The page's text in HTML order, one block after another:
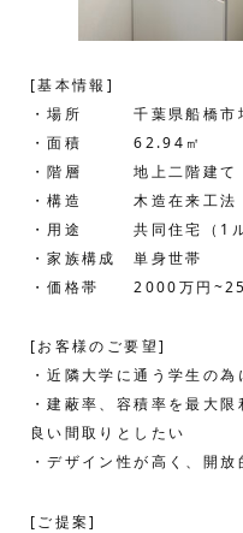
[基本情報]
・場所 千葉県船橋市
・面積 62.94㎡
・階層 地上二階建て
・構造 木造在来工法
・用途 共同住宅（1ル
・家族構成 単身世帯
・価格帯 2000万円
[お客様のご要望]
・近隣大学に通う学生の
・建蔽率、容積率を最大
良い間取りとしたい
・デザイン性が高く、開
[ご提案]